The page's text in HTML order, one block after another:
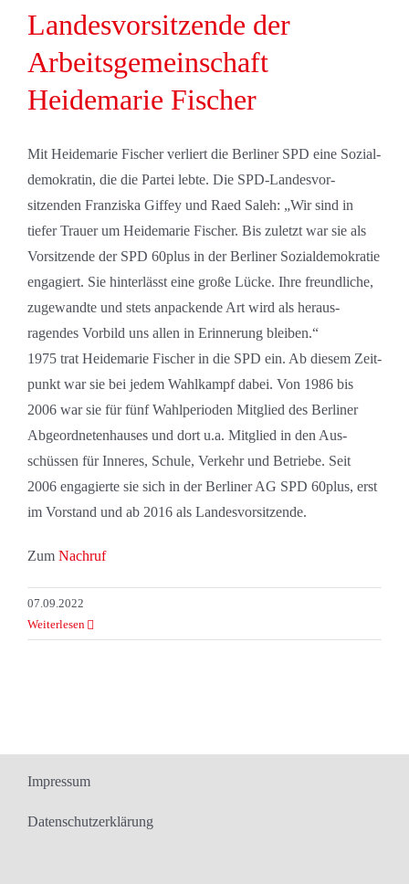
Landesvorsitzende der
Arbeitsgemeinschaft
Heidemarie Fischer
Mit Heidemarie Fischer verliert die Berliner SPD eine Sozial­
demokratin, die die Partei lebte. Die SPD-Landes­vor­
sitzenden Franziska Giffey und Raed Saleh: „Wir sind in
tiefer Trauer um Heidemarie Fischer. Bis zuletzt war sie als
Vor­sitzende der SPD 60plus in der Berliner Sozial­demokratie
engagiert. Sie hinter­lässt eine große Lücke. Ihre freundliche,
zugewandte und stets anpackende Art wird als heraus­
ragendes Vorbild uns allen in Erinnerung bleiben.“
1975 trat Heidemarie Fischer in die SPD ein. Ab diesem Zeit­
punkt war sie bei jedem Wahl­kampf dabei. Von 1986 bis
2006 war sie für fünf Wahl­perioden Mitglied des Berliner
Ab­geordneten­hauses und dort u.a. Mitglied in den Aus­
schüssen für Inneres, Schule, Verkehr und Betriebe. Seit
2006 engagierte sie sich in der Berliner AG SPD 60plus, erst
im Vorstand und ab 2016 als Landes­vorsitzende.
Zum Nachruf
07.09.2022
Weiterlesen
Impressum
Datenschutzerklärung